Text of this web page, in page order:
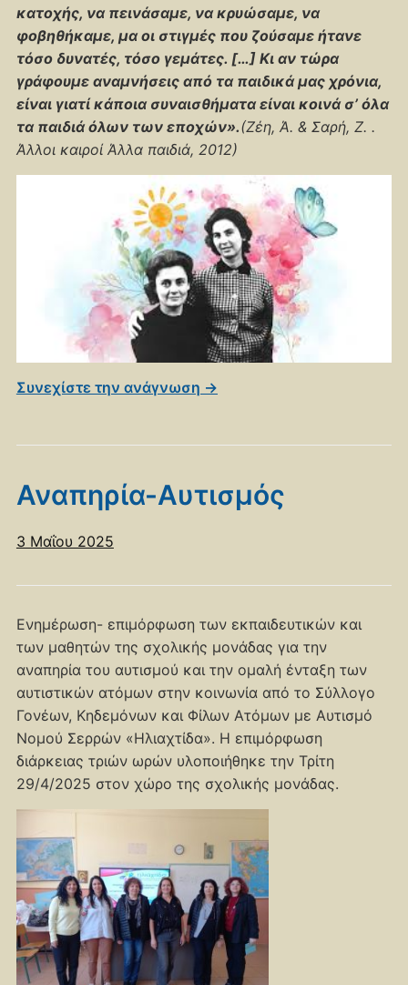
κατοχής, να πεινάσαμε, να κρυώσαμε, να
φοβηθήκαμε, μα οι στιγμές που ζούσαμε ήτανε
τόσο δυνατές, τόσο γεμάτες. […] Κι αν τώρα
γράφουμε αναμνήσεις από τα παιδικά μας χρόνια,
είναι γιατί κάποια συναισθήματα είναι κοινά σ’ όλα
τα παιδιά όλων των εποχών».(Ζέη, Ά. & Σαρή, Ζ. .
Άλλοι καιροί Άλλα παιδιά, 2012)
Συνεχίστε την ανάγνωση →
Αναπηρία-Αυτισμός
3 Μαΐου 2025
Ενημέρωση- επιμόρφωση των εκπαιδευτικών και
των μαθητών της σχολικής μονάδας για την
αναπηρία του αυτισμού και την ομαλή ένταξη των
αυτιστικών ατόμων στην κοινωνία από το Σύλλογο
Γονέων, Κηδεμόνων και Φίλων Ατόμων με Αυτισμό
Νομού Σερρών «Ηλιαχτίδα». Η επιμόρφωση
διάρκειας τριών ωρών υλοποιήθηκε την Τρίτη
29/4/2025 στον χώρο της σχολικής μονάδας.